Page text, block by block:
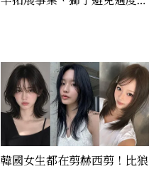
韓國女生都在剪赫西剪！比狼